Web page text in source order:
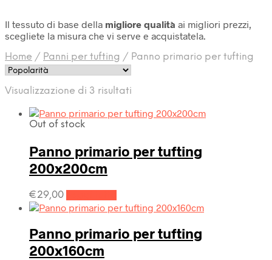
Il tessuto di base della migliore qualità ai migliori prezzi,
scegliete la misura che vi serve e acquistatela.
Home / Panni per tufting / Panno primario per tufting
Visualizzazione di 3 risultati
Out of stock
Panno primario per tufting
200x200cm
€29,00
Panno primario per tufting
200x160cm